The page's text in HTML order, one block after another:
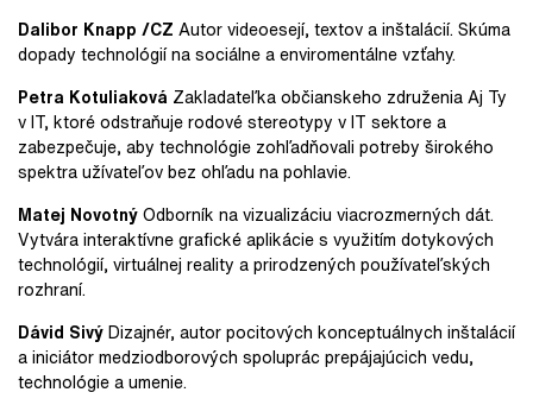
Dalibor Knapp /CZ Autor videoesejí, textov a inštalácií. Skúma
dopady technológií na sociálne a enviromentálne vzťahy.
Petra Kotuliaková Zakladateľka občianskeho združeniaAj Ty
v IT, ktoré odstraňuje rodové stereotypy v IT sektore a
zabezpečuje, aby technológie zohľadňovali potreby širokého
spektra užívateľov bez ohľadu na pohlavie.
Matej NovotnýOdborník na vizualizáciu viacrozmerných dát.
Vytvára interaktívne grafické aplikácie s využitím dotykových
technológií, virtuálnej reality a prirodzených používateľských
rozhraní.
Dávid SivýDizajnér, autor pocitových konceptuálnych inštalácií
a iniciátor medziodborových spoluprác prepájajúcich vedu,
technológie a umenie.